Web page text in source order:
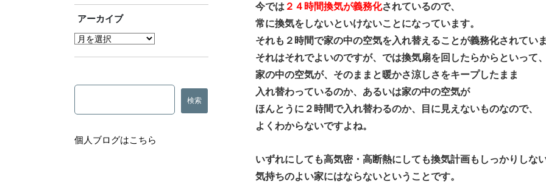
今では ２４時間換気が義務化されているので、
常に換気をしないといけないことになっています。
それも２時間で家の中の空気を入れ替えることが義務化されていま
それはそれでよいのですが、では換気扇を回したらからといって、
家の中の空気が、そのままと暖かさ涼しさをキープしたまま
入れ替わっているのか、あるいは家の中の空気が
ほんとうに２時間で入れ替わるのか、目に見えないものなので、
よくわからないですよね。
いずれにしても高気密・高断熱にしても換気計画もしっかりしな
気持ちのよい家にはならないということです。
アーカイブ
個人ブログはこちら